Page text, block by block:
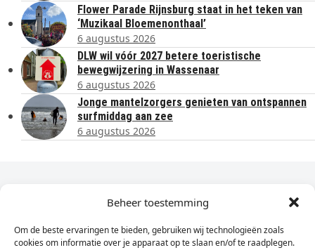
Beheer toestemming
Om de beste ervaringen te bieden, gebruiken wij technologieën zoals
cookies om informatie over je apparaat op te slaan en/of te raadplegen.
Flower Parade Rijnsburg staat in het teken van
‘Muzikaal Bloemenonthaal’
6 augustus 2026
DLW wil vóór 2027 betere toeristische
bewegwijzering in Wassenaar
6 augustus 2026
Jonge mantelzorgers genieten van ontspannen
surfmiddag aan zee
6 augustus 2026
Dagelijks het laatste nieuws in je e-mail?
Vul